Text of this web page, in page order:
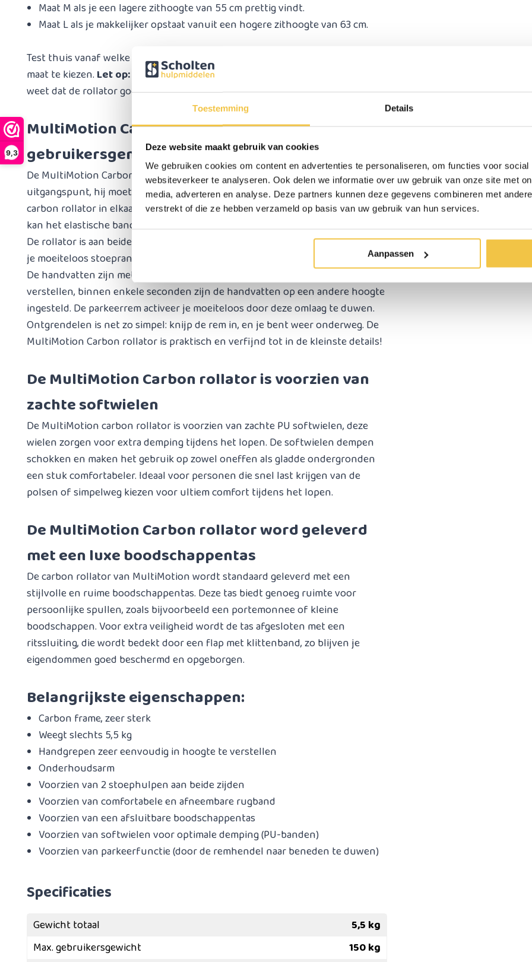
Toestemming Details
Deze website maakt gebruik van cookies
We gebruiken cookies om content en advertenties te personaliseren, om functies voor
websiteverkeer te analyseren. Ook delen we informatie over uw gebruik van onze site met
media, adverteren en analyse. Deze partners kunnen deze gegevens combineren met
verstrekt of die ze hebben verzameld op basis van uw gebruik van hun services.
Aanpassen
9,3
Maat M als je een lagere zithoogte van 55 cm prettig vindt.
Maat L als je makkelijker opstaat vanuit een hogere zithoogte van 63 cm.
Test thuis vanaf welke zithoogte je comfortabel kunt opstaan om de juiste
maat te kiezen. Let op: meet alles zorgvuldig na vóór je bestelt, zodat je zeker
weet dat de rollator goed bij je past!
MultiMotion Carbon rollator = ultiem
gebruikersgemak
De MultiMotion Carbon rollator is ontworpen met ultiem gebruikersgemak als
uitgangspunt, hij moet voor iedereen eenvoudig te bedienen zijn. Je klapt de
carbon rollator in elkaar door de zitting omhoog te trekken, indien gewenst
kan het elastische bandje de rollator in ingeklapte stand vergrendelen.
De rollator is aan beide zijden voorzien van een handige stoephulp, waarmee
je moeiteloos stoepranden en obstakels kunt overwinnen.
De handvatten zijn met één druk op de knop eenvoudig in hoogte te
verstellen, binnen enkele seconden zijn de handvatten op een andere hoogte
ingesteld. De parkeerrem activeer je moeiteloos door deze omlaag te duwen.
Ontgrendelen is net zo simpel: knijp de rem in, en je bent weer onderweg. De
MultiMotion Carbon rollator is praktisch en verfijnd tot in de kleinste details!
De MultiMotion Carbon rollator is voorzien van
zachte softwielen
De MultiMotion carbon rollator is voorzien van zachte PU softwielen, deze
wielen zorgen voor extra demping tijdens het lopen. De softwielen dempen
schokken en maken het gebruik op zowel oneffen als gladde ondergronden
een stuk comfortabeler. Ideaal voor personen die snel last krijgen van de
polsen of simpelweg kiezen voor ultiem comfort tijdens het lopen.
De MultiMotion Carbon rollator word geleverd
met een luxe boodschappentas
De carbon rollator van MultiMotion wordt standaard geleverd met een
stijlvolle en ruime boodschappentas. Deze tas biedt genoeg ruimte voor
persoonlijke spullen, zoals bijvoorbeeld een portemonnee of kleine
boodschappen. Voor extra veiligheid wordt de tas afgesloten met een
ritssluiting, die wordt bedekt door een flap met klittenband, zo blijven je
eigendommen goed beschermd en opgeborgen.
Belangrijkste eigenschappen:
Carbon frame, zeer sterk
Weegt slechts 5,5 kg
Handgrepen zeer eenvoudig in hoogte te verstellen
Onderhoudsarm
Voorzien van 2 stoephulpen aan beide zijden
Voorzien van comfortabele en afneembare rugband
Voorzien van een afsluitbare boodschappentas
Voorzien van softwielen voor optimale demping (PU-banden)
​Voorzien van parkeerfunctie (door de remhendel naar beneden te duwen)
Specificaties
Gewicht totaal
5,5 kg
Max. gebruikersgewicht
150 kg